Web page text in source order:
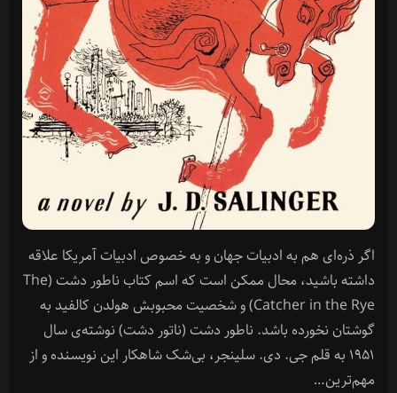
اگر ذره‌ای هم به ادبیات جهان و به خصوص ادبیات آمریکا علاقه
داشته باشید، محال ممکن است که اسم کتاب ناطور دشت (The
Catcher in the Rye) و شخصیت محبوبش هولدن کالفید به
گوشتان نخورده باشد. ناطور دشت (ناتور دشت) نوشته‌ی سال
۱۹۵۱ به قلم جی. دی. سلینجر، بی‌شک شاهکار این نویسنده‌ و از
مهم‌ترین…